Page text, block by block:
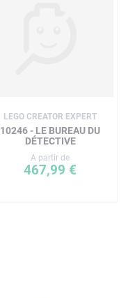
LEGO CREATOR EXPERT
10246 - LE BUREAU DU
DÉTECTIVE
A partir de
467,99 €